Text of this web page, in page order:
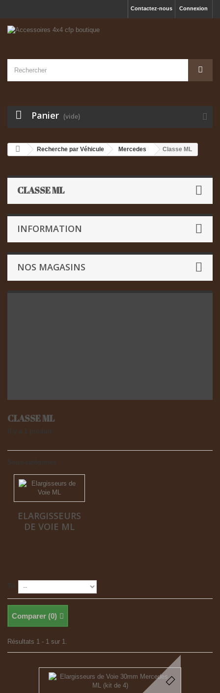
Connexion
Contactez-nous
Panier (vide)
Recherche par Véhicule Mercedes Classe ML
CLASSE ML
INFORMATION
NOS MAGASINS
CLASSE ML
Sous-catégories
ELARGISSEURS
DE VOIE ML
Comparer (0)
Résultats 1 - 1 sur 1.